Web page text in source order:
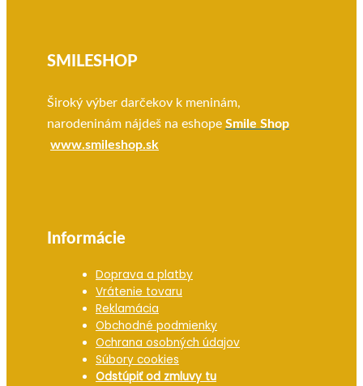
SMILESHOP
Široký výber darčekov k meninám,
narodeninám nájdeš na eshope Smile Shop
www.smileshop.sk
Informácie
Doprava a platby
Vrátenie tovaru
Reklamácia
Obchodné podmienky
Ochrana osobných údajov
Súbory cookies
Odstúpiť od zmluvy tu